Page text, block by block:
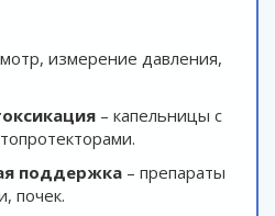
измерение давления,
– капельницы с
поддержка – препараты
почек.